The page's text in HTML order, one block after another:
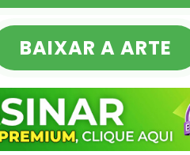
BAIXAR A ARTE